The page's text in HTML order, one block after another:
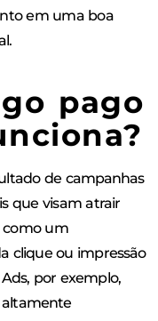
em uma boa
pago
de campanhas
que visam atrair
como um
clique ou impressão
por exemplo,